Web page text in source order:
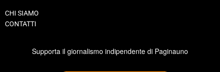
CHI SIAMO
CONTATTI
Supporta il giornalismo indipendente di Paginauno